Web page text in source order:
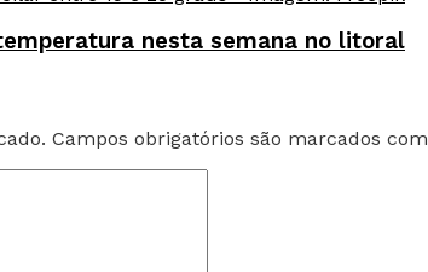
nesta semana no litoral
Campos obrigatórios são marcados com